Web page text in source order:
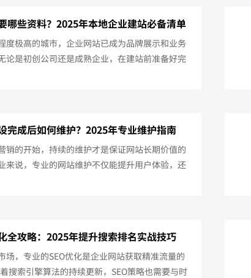
中小企业，以品牌介绍、产...
哪些资料？2025年本地企业建站必备清单
度极高的城市，企业网站已成为品牌展示和业务
论是初创公司还是成熟企业，在建站前准备好完
效率，还能确保网站质量。以下是针对武汉企业
视频核验（部分服务商要...
完成后如何维护？2025年专业维护指南
销的开始，持续的维护才是保证网站长期价值的
来说，专业的网站维护不仅能提升用户体验，还
持搜索引擎排名。以下是2025年网站维护的完整
全防护插件...
全攻略：2025年提升搜索排名实战技巧
场，专业的SEO优化是企业网站获取精准流量的
搜索引擎算法的持续更新，SEO策略也需要与时